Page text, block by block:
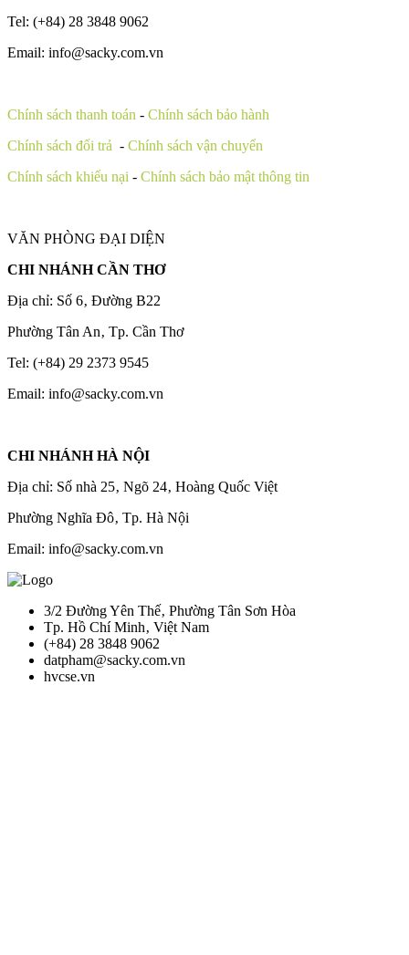
Tel: (+84) 28 3848 9062
Email: info@sacky.com.vn
Chính sách thanh toán - Chính sách bảo hành
Chính sách đổi trả - Chính sách vận chuyển
Chính sách khiếu nại - Chính sách bảo mật thông tin
VĂN PHÒNG ĐẠI DIỆN
CHI NHÁNH CẦN THƠ
Địa chỉ: Số 6‚ Đường B22
Phường Tân An‚ Tp. Cần Thơ
Tel: (+84) 29 2373 9545
Email: info@sacky.com.vn
CHI NHÁNH HÀ NỘI
Địa chỉ: Số nhà 25‚ Ngõ 24‚ Hoàng Quốc Việt
Phường Nghĩa Đô‚ Tp. Hà Nội
Email: info@sacky.com.vn
3/2 Đường Yên Thế‚ Phường Tân Sơn Hòa
Tp. Hồ Chí Minh‚ Việt Nam
(+84) 28 3848 9062
datpham@sacky.com.vn
hvcse.vn